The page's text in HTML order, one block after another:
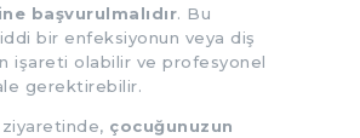
başvurulmalıdır. Bu
bir enfeksiyonun veya diş
işareti olabilir ve profesyonel
gerektirebilir.
çocuğunuzun